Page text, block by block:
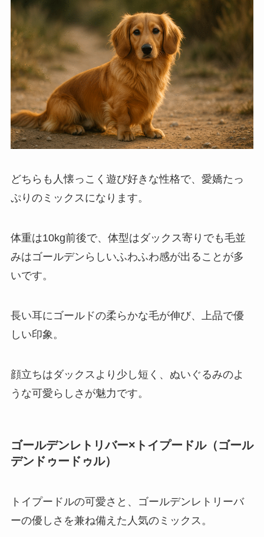
どちらも人懐っこく遊び好きな性格で、愛嬌たっ
ぷりのミックスになります。
体重は10kg前後で、体型はダックス寄りでも毛並
みはゴールデンらしいふわふわ感が出ることが多
いです。
長い耳にゴールドの柔らかな毛が伸び、上品で優
しい印象。
顔立ちはダックスより少し短く、ぬいぐるみのよ
うな可愛らしさが魅力です。
ゴールデンレトリバー×トイプードル（ゴール
デンドゥードゥル）
トイプードルの可愛さと、ゴールデンレトリーバ
ーの優しさを兼ね備えた人気のミックス。